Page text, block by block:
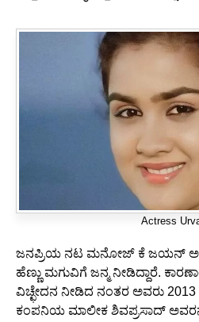
Actress
ಜನಪ್ರಿಯ ನಟ ಮನೋಜ್ ಕೆ ಜಯನ್
ಹೆಣ್ಣು ಮಗುವಿಗೆ ಜನ್ಮ ನೀಡಿದ್ದಾರೆ.
ವಿಚ್ಛೇದನ ನೀಡಿದ ನಂತರ ಅವರು 2013
ಕಂಪನಿಯ ಮಾಲೀಕ ಶಿವಪ್ರಸಾದ್